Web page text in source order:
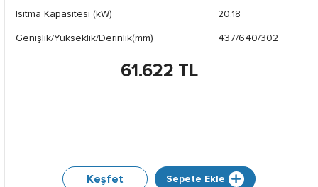
Isıtma Kapasitesi (kW)
20,18
Genişlik/Yükseklik/Derinlik(mm)
437/640/302
61.622 TL
Keşfet Sepete Ekle